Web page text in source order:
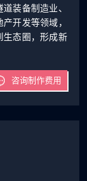
装备制造业、
开发等领域，
态圈，形成新
咨询制作费用